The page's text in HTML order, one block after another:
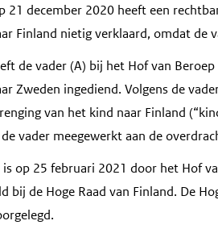
21 december 2020 heeft een
Finland nietig verklaard, omdat de
de vader (A) bij het Hof van
Zweden ingediend. Volgens de
van het kind naar Finland
vader meegewerkt aan de
op 25 februari 2021 door het Hof
bij de Hoge Raad van Finland. De